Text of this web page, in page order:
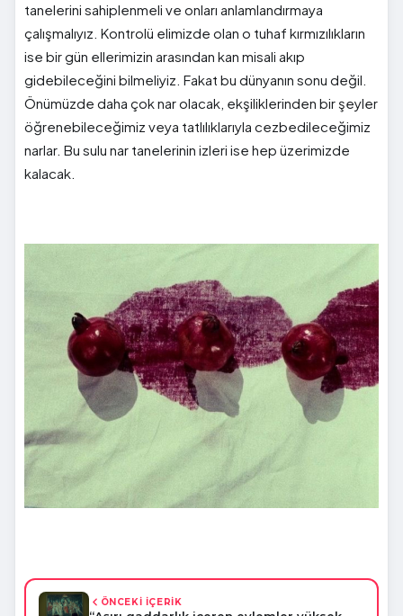
tanelerini sahiplenmeli ve onları anlamlandırmaya
çalışmalıyız. Kontrolü elimizde olan o tuhaf kırmızılıkların
ise bir gün ellerimizin arasından kan misali akıp
gidebileceğini bilmeliyiz. Fakat bu dünyanın sonu değil.
Önümüzde daha çok nar olacak, ekşiliklerinden bir şeyler
öğrenebileceğimiz veya tatlılıklarıyla cezbedileceğimiz
narlar. Bu sulu nar tanelerinin izleri ise hep üzerimizde
kalacak.
ÖNCEKİ İÇERİK